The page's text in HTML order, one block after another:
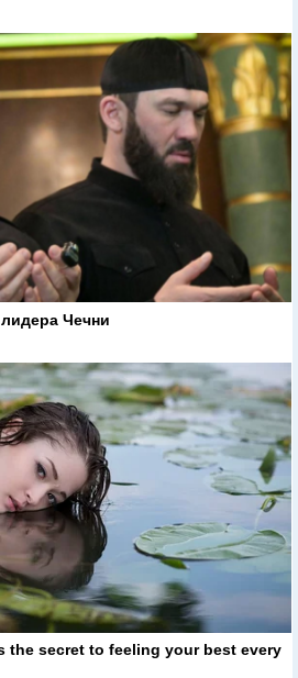
Чечни
the secret to feeling your best every